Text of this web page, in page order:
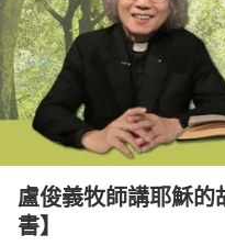
HOT
盧俊義牧師講耶穌
書】